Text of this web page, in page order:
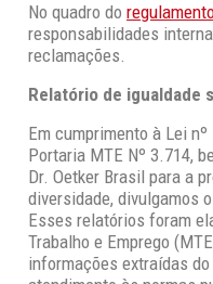
No quadro do
responsabilidades
reclamações.
Relatório de igualdade
Em cumprimento à Lei
Portaria MTE Nº 3.714,
Dr. Oetker Brasil para a
diversidade, divulgamos
Esses relatórios foram
Trabalho e Emprego
informações extraídas